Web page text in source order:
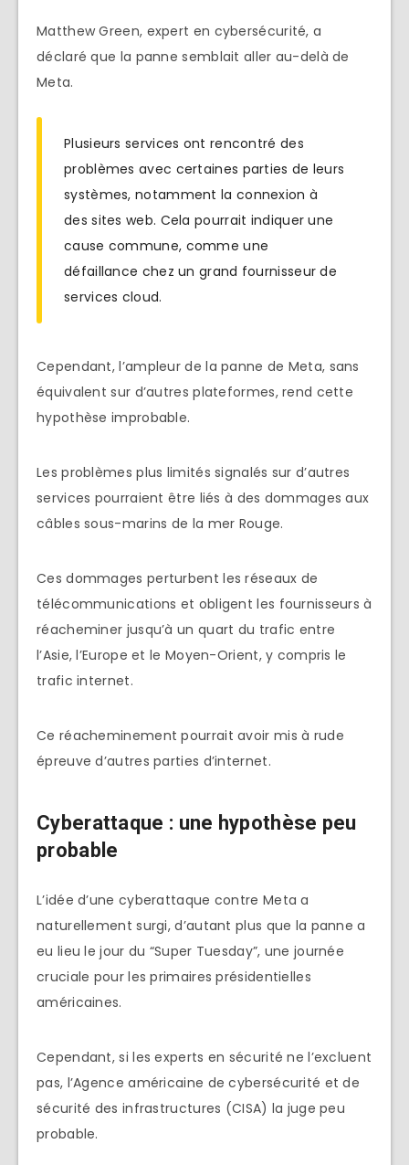
Matthew Green, expert en cybersécurité, a
déclaré que la panne semblait aller au-delà de
Meta.
Plusieurs services ont rencontré des
problèmes avec certaines parties de leurs
systèmes, notamment la connexion à
des sites web. Cela pourrait indiquer une
cause commune, comme une
défaillance chez un grand fournisseur de
services cloud.
Cependant, l’ampleur de la panne de Meta, sans
équivalent sur d’autres plateformes, rend cette
hypothèse improbable.
Les problèmes plus limités signalés sur d’autres
services pourraient être liés à des dommages aux
câbles sous-marins de la mer Rouge.
Ces dommages perturbent les réseaux de
télécommunications et obligent les fournisseurs à
réacheminer jusqu’à un quart du trafic entre
l’Asie, l’Europe et le Moyen-Orient, y compris le
trafic internet.
Ce réacheminement pourrait avoir mis à rude
épreuve d’autres parties d’internet.
Cyberattaque : une hypothèse peu
probable
L’idée d’une cyberattaque contre Meta a
naturellement surgi, d’autant plus que la panne a
eu lieu le jour du “Super Tuesday”, une journée
cruciale pour les primaires présidentielles
américaines.
Cependant, si les experts en sécurité ne l’excluent
pas, l’Agence américaine de cybersécurité et de
sécurité des infrastructures (CISA) la juge peu
probable.